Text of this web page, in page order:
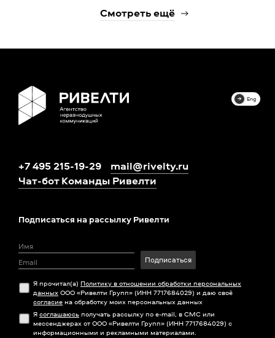
Смотреть ещё
+7 495 215-19-29
mail@rivelty.ru
Чат-бот Команды Ривелти
Eng
Подписаться на рассылку Ривелти
Подписаться
Я прочитал(а) Политику в отношении обработки персональных
данных ООО «Ривелти Групп» (ИНН 7717684029) и даю своё
согласие на обработку моих персональных данных
Я соглашаюсь получать рассылку по e-mail, в СМС или
мессенджерах от ООО «Ривелти Групп» (ИНН 7717684029) с
информационными и рекламными материалами.